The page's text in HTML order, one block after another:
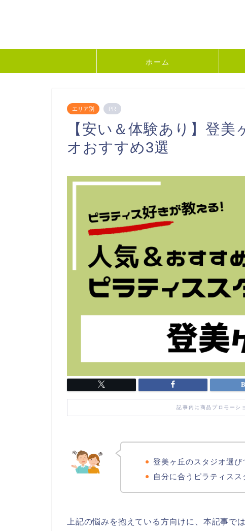
ホーム
エリア別 PR
【安い＆体験あり】登
オおすすめ3選
記事内に商品プロモーシ
登美ヶ丘のスタジオ選
自分に合うピラティス
上記の悩みを抱えている方向けに、本記事では